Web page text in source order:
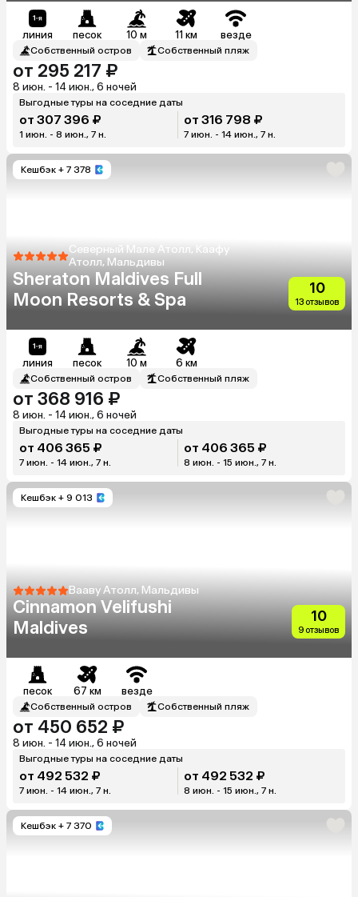
линия песок 10 м 11 км везде
Собственный остров Собственный пляж
от 295 217 ₽
8 июн. - 14 июн., 6 ночей
Выгодные туры на соседние даты
от 307 396 ₽
1 июн. - 8 июн., 7 н.
от 316 798 ₽
7 июн. - 14 июн., 7 н.
Кешбэк + 7 378
Северный Мале Атолл, Каафу
Атолл, Мальдивы
Sheraton Maldives Full
Moon Resorts & Spa
10
13 отзывов
линия песок 10 м 6 км
Собственный остров Собственный пляж
от 368 916 ₽
8 июн. - 14 июн., 6 ночей
Выгодные туры на соседние даты
от 406 365 ₽
7 июн. - 14 июн., 7 н.
от 406 365 ₽
8 июн. - 15 июн., 7 н.
Кешбэк + 9 013
Вааву Атолл, Мальдивы
Cinnamon Velifushi
Maldives
10
9 отзывов
песок 67 км везде
Собственный остров Собственный пляж
от 450 652 ₽
8 июн. - 14 июн., 6 ночей
Выгодные туры на соседние даты
от 492 532 ₽
7 июн. - 14 июн., 7 н.
от 492 532 ₽
8 июн. - 15 июн., 7 н.
Кешбэк + 7 370